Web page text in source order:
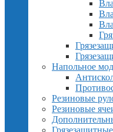
Напольное
Резиновые
Резиновые